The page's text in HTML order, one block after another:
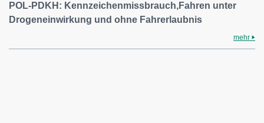
POL-PDKH: Kennzeichenmissbrauch,Fahren unter
Drogeneinwirkung und ohne Fahrerlaubnis
mehr